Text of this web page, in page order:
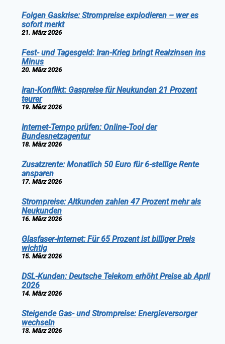
Folgen Gaskrise: Strompreise explodieren – wer es
sofort merkt
21. März 2026
Fest- und Tagesgeld: Iran-Krieg bringt Realzinsen ins
Minus
20. März 2026
Iran-Konflikt: Gaspreise für Neukunden 21 Prozent
teurer
19. März 2026
Internet-Tempo prüfen: Online-Tool der
Bundesnetzagentur
18. März 2026
Zusatzrente: Monatlich 50 Euro für 6-stellige Rente
ansparen
17. März 2026
Strompreise: Altkunden zahlen 47 Prozent mehr als
Neukunden
16. März 2026
Glasfaser-Internet: Für 65 Prozent ist billiger Preis
wichtig
15. März 2026
DSL-Kunden: Deutsche Telekom erhöht Preise ab April
2026
14. März 2026
Steigende Gas- und Strompreise: Energieversorger
wechseln
13. März 2026